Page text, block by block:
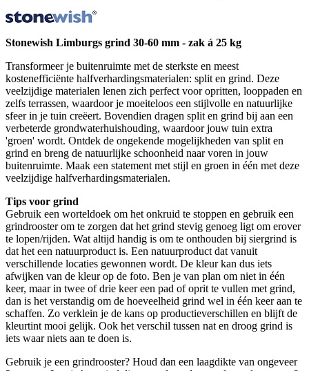
Stonewish Limburgs grind 30-60 mm - zak á 25 kg
Transformeer je buitenruimte met de sterkste en meest
kostenefficiënte halfverhardingsmaterialen: split en grind. Deze
veelzijdige materialen lenen zich perfect voor opritten, looppaden en
zelfs terrassen, waardoor je moeiteloos een stijlvolle en natuurlijke
sfeer in je tuin creëert. Bovendien dragen split en grind bij aan een
verbeterde grondwaterhuishouding, waardoor jouw tuin extra
'groen' wordt. Ontdek de ongekende mogelijkheden van split en
grind en breng de natuurlijke schoonheid naar voren in jouw
buitenruimte. Maak een statement met stijl en groen in één met deze
veelzijdige halfverhardingsmaterialen.
Tips voor grind
Gebruik een worteldoek om het onkruid te stoppen en gebruik een
grindrooster om te zorgen dat het grind stevig genoeg ligt om erover
te lopen/rijden. Wat altijd handig is om te onthouden bij siergrind is
dat het een natuurproduct is. Een natuurproduct dat vanuit
verschillende locaties gewonnen wordt. De kleur kan dus iets
afwijken van de kleur op de foto. Ben je van plan om niet in één
keer, maar in twee of drie keer een pad of oprit te vullen met grind,
dan is het verstandig om de hoeveelheid grind wel in één keer aan te
schaffen. Zo verklein je de kans op productieverschillen en blijft de
kleurtint mooi gelijk. Ook het verschil tussen nat en droog grind is
iets waar niets aan te doen is.
Gebruik je een grindrooster? Houd dan een laagdikte van ongeveer